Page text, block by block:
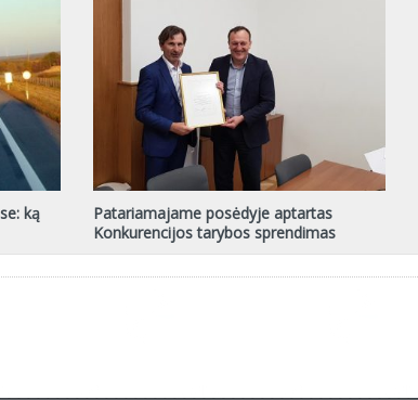
ką
Patariamajame posėdyje aptartas
Konkurencijos tarybos sprendimas